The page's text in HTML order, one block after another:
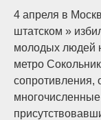
4 апреля в
штатском »
молодых людей
метро
сопротивления,